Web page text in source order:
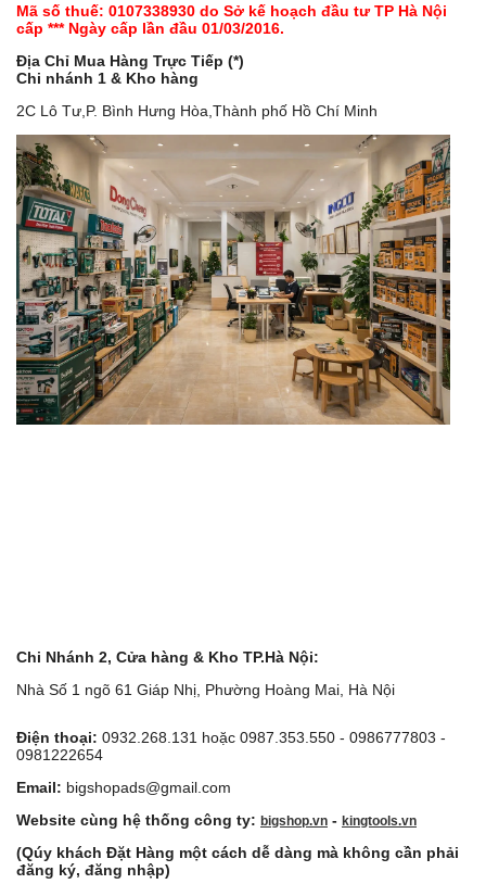
Mã số thuế: 0107338930 do Sở kế hoạch đầu tư TP Hà Nội
cấp *** Ngày cấp lần đầu 01/03/2016.
Địa Chỉ Mua Hàng Trực Tiếp (*)
Chi nhánh 1 & Kho hàng
2C Lô Tư,P. Bình Hưng Hòa,Thành phố Hồ Chí Minh
Chi Nhánh 2, Cửa hàng & Kho TP.Hà Nội:
Nhà Số 1 ngõ 61 Giáp Nhị, Phường Hoàng Mai, Hà Nội
Điện thoại: 0932.268.131 hoặc 0987.353.550 - 0986777803 -
0981222654
Email: bigshopads@gmail.com
Website cùng hệ thống công ty: bigshop.vn - kingtools.vn
(Qúy khách Đặt Hàng một cách dễ dàng mà không cần phải
đăng ký, đăng nhập)